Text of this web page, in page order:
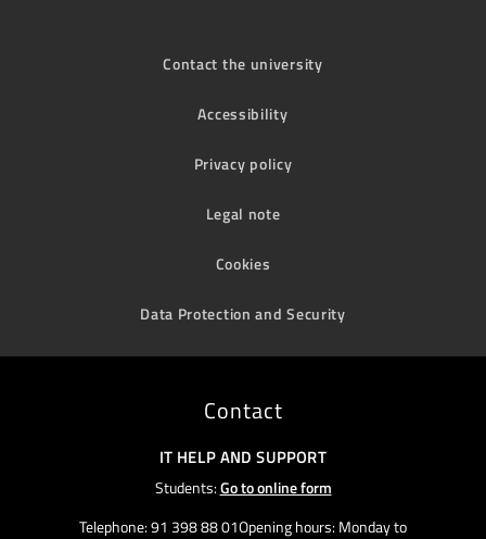
Contact the university
Accessibility
Privacy policy
Legal note
Cookies
Data Protection and Security
Contact
IT HELP AND SUPPORT
Students:Go to online form
Telephone: 91 398 88 01Opening hours: Monday to